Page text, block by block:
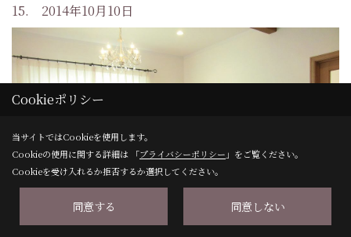
15. 2014年10月10日
Cookieポリシー
当サイトではCookieを使用します。
Cookieの使用に関する詳細は 「プライバシーポリシー 」をご覧ください。
Cookieを受け入れるか拒否するか選択してください。
同意する 同意しない